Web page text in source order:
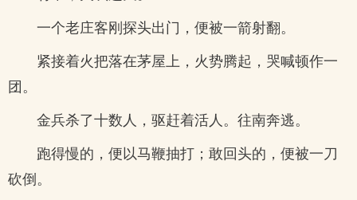
一个老庄客刚探头出门，便被一箭射翻。
紧接着火把落在茅屋上，火势腾起，哭喊顿作一
团。
金兵杀了十数人，驱赶着活人。往南奔逃。
跑得慢的，便以马鞭抽打；敢回头的，便被一刀
砍倒。